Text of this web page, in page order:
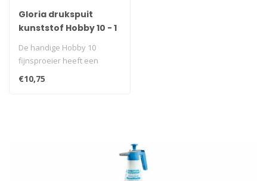
Gloria drukspuit
kunststof Hobby 10 - 1
liter
De handige Hobby 10
fijnsproeier heeft een
dubbelwerkende precisie
pomp - één ..
€10,75